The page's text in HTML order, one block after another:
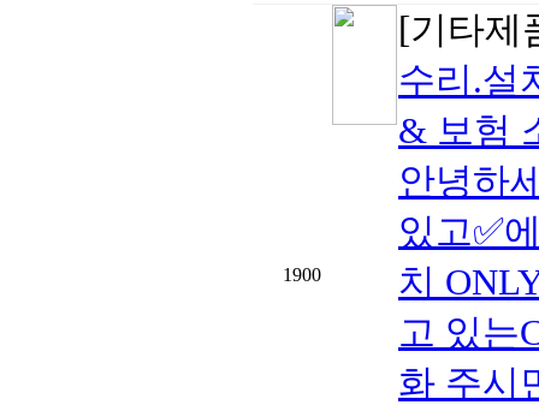
1900
[기타제
수리.설
& 보험
안녕하
있고✅
치
고 있는
화 주시